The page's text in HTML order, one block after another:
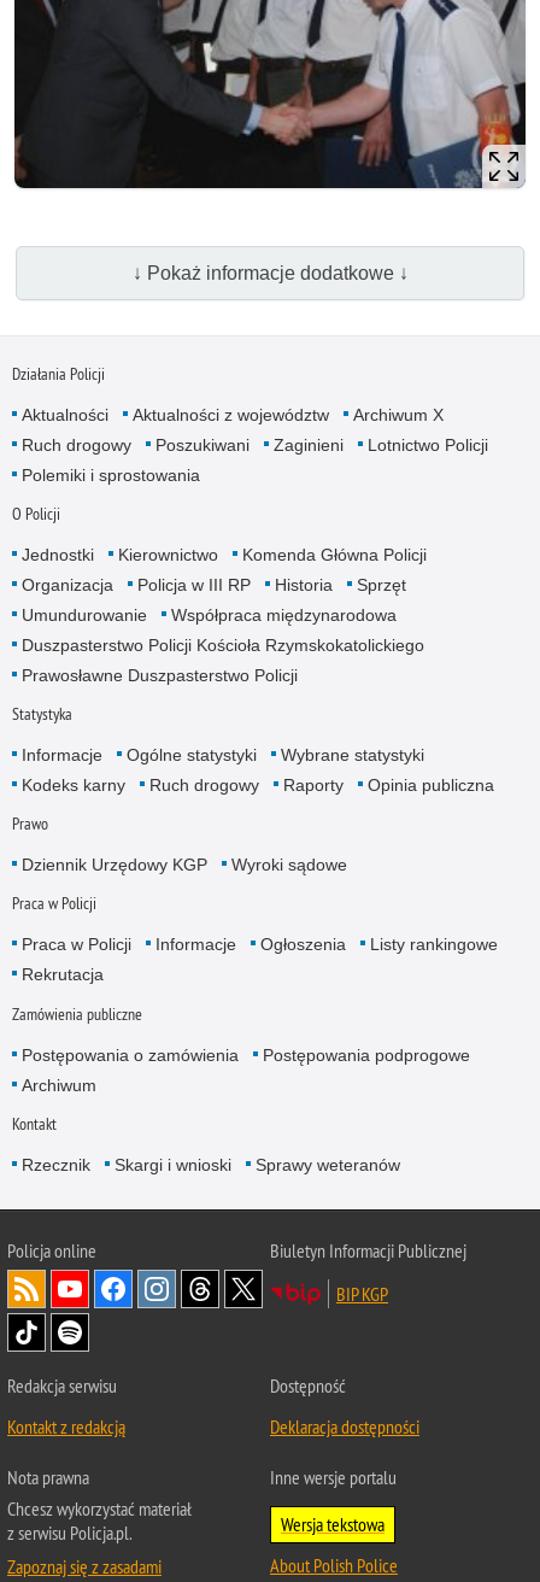
↓ Pokaż informacje dodatkowe ↓
Działania Policji
Aktualności Aktualności z województw
Archiwum X
Ruch drogowy
Poszukiwani Zaginieni
Lotnictwo Policji
Polemiki i sprostowania
O Policji
Jednostki Kierownictwo
Komenda Główna Policji
Organizacja
Policja w III RP Historia
Sprzęt
Umundurowanie
Współpraca międzynarodowa
Duszpasterstwo Policji Kościoła Rzymskokatolickiego
Prawosławne Duszpasterstwo Policji
Statystyka
Informacje Ogólne statystyki
Wybrane statystyki
Kodeks karny
Ruch drogowy Raporty Opinia publiczna
Prawo
Dziennik Urzędowy KGP Wyroki sądowe
Praca w Policji
Praca w Policji Informacje Ogłoszenia
Listy rankingowe
Rekrutacja
Zamówienia publiczne
Postępowania o zamówienia
Postępowania podprogowe
Archiwum
Kontakt
Rzecznik Skargi i wnioski Sprawy weteranów
Policjaonline
Biuletyn Informacji Publicznej
BIP KGP
Redakcja serwisu
Kontakt z redakcją
Dostępność
Deklaracja dostępności
Nota prawna
Chcesz wykorzystać materiał
z serwisu Policja.pl.
Zapoznaj się z zasadami
Inne wersje portalu
Wersja tekstowa
About Polish Police